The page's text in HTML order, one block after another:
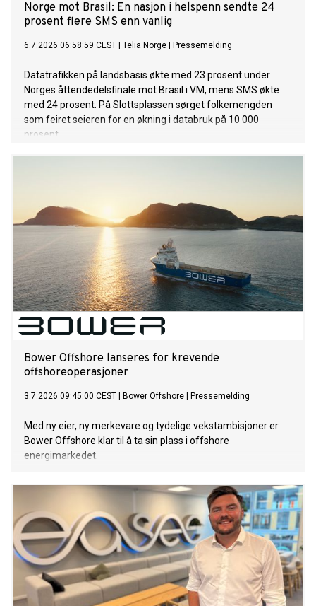
Norge mot Brasil: En nasjon i helspenn sendte 24
prosent flere SMS enn vanlig
6.7.2026 06:58:59 CEST Telia Norge Pressemelding
Datatrafikken på landsbasis økte med 23 prosent under
Norges åttendedelsfinale mot Brasil i VM, mens SMS økte
med 24 prosent. På Slottsplassen sørget folkemengden
som feiret seieren for en økning i databruk på 10 000
prosent.
Bower Offshore lanseres for krevende
offshoreoperasjoner
3.7.2026 09:45:00 CEST Bower Offshore Pressemelding
Med ny eier, ny merkevare og tydelige vekstambisjoner er
Bower Offshore klar til å ta sin plass i offshore
energimarkedet.